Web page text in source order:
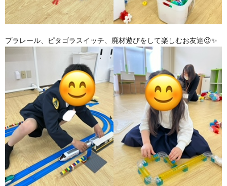
プラレール、ピタゴラスイッチ、廃材遊びをして楽しむお友達😉✨